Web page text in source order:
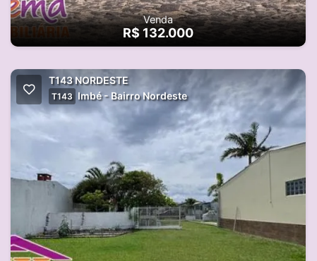
Venda
R$ 132.000
T143 NORDESTE
T143 Imbé - Bairro Nordeste